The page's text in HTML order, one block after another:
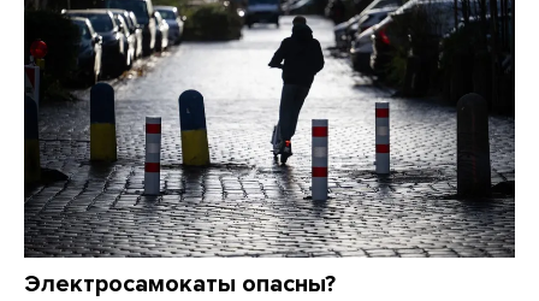
Электросамокаты опасны?